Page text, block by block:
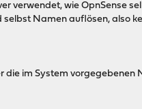
verwendet, wie OpnSense
Namen auflösen, also
im System vorgegebenen